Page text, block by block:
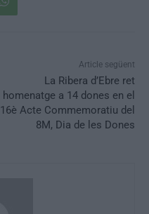
Article següent
La Ribera d’Ebre ret
homenatge a 14 dones en el
16è Acte Commemoratiu del
8M, Dia de les Dones